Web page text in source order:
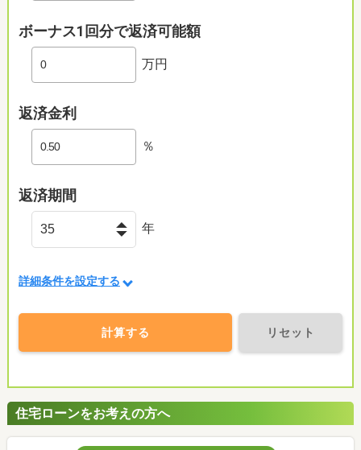
ボーナス1回分で返済可能額
万円
返済金利
％
返済期間
年
詳細条件を設定する
計算する リセット
住宅ローンをお考えの方へ